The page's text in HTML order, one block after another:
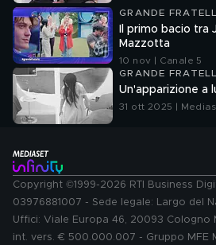
GRANDE
Il primo bacio tra
Mazzotta
10 nov | Canale 5
GRANDE
Un'apparizione a
31 ott 2025 |
Copyright ©1999-2026 RTI Business
03976881007 - Sede legale: Largo del
Uffici: Viale Europa 46, 20093 Cologno
int. vers. € 500.000.007 - Gruppo MFE